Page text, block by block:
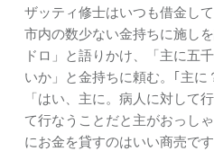
ザッティ修士はいつも借金し
市内の数少ない金持ちに施し
ドロ」と語りかけ、「主に五
いか」と金持ちに頼む。｢主に
「はい、主に。病人に対して
て行なうことだと主がおっし
にお金を貸すのはいい商売で